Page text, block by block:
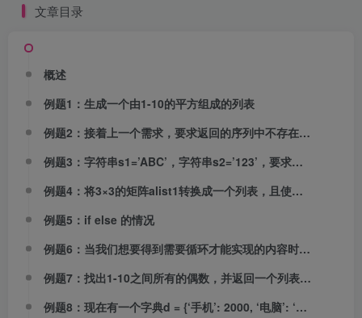
文章目录
概述
例题1：生成一个由1-10的平方组成的列表
例题2：接着上一个需求，要求返回的序列中不存在偶数项
例题3：字符串s1=’ABC’，字符串s2=’123’，要求：生成序列 A1 A2 A3 B1 B2 B3 C1 C2 C3
例题4：将3×3的矩阵alist1转换成一个列表，且使该列表中包含偶数
例题5：if else 的情况
例题6：当我们想要得到需要循环才能实现的内容时：输出1-10的各个数的对应次方的值。1的1次方，2的2次方，3的3次方…
例题7：找出1-10之间所有的偶数，并返回一个列表（包含以这个偶数为半径的圆的面积）
例题8：现在有一个字典d = {‘手机’: 2000, ‘电脑’: ‘4000’, ‘鼠标’: ‘100’ }，如何 以 手机=2000，电脑=4000，鼠标=100的形式展示。